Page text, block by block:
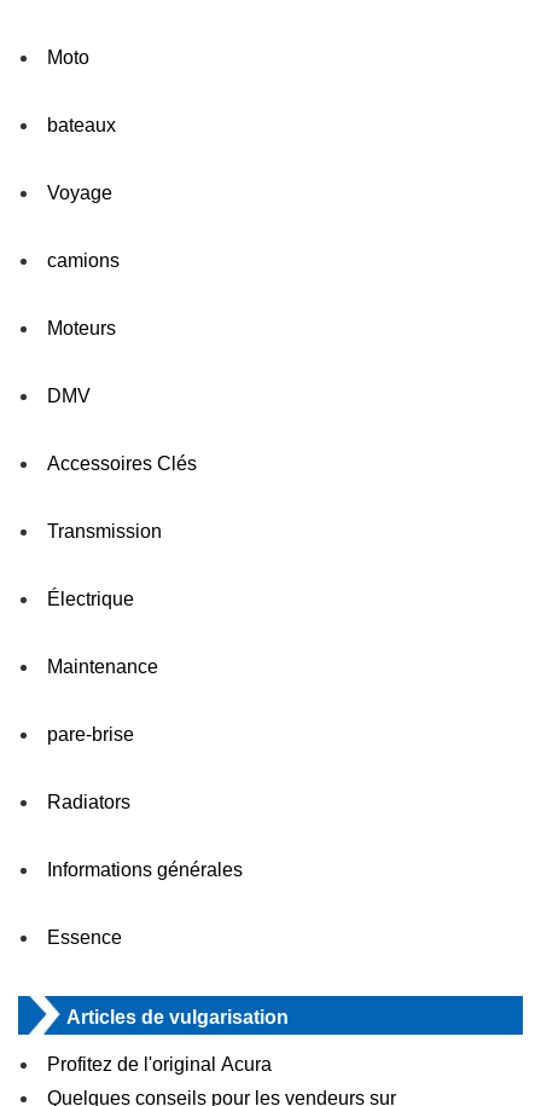
Moto
bateaux
Voyage
camions
Moteurs
DMV
Accessoires Clés
Transmission
Électrique
Maintenance
pare-brise
Radiators
Informations générales
Essence
Articles de vulgarisation
Profitez de l'original Acura
Quelques conseils pour les vendeurs sur